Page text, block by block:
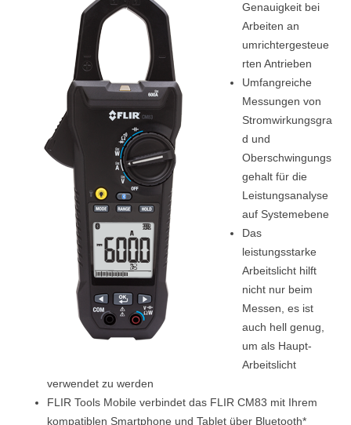
Genauigkeit bei
Arbeiten an
umrichtergesteue
rten Antrieben
Umfangreiche
Messungen von
Stromwirkungsgra
d und
Oberschwingungs
gehalt für die
Leistungsanalyse
auf Systemebene
Das
leistungsstarke
Arbeitslicht hilft
nicht nur beim
Messen, es ist
auch hell genug,
um als Haupt-
Arbeitslicht
verwendet zu werden
FLIR Tools Mobile verbindet das FLIR CM83 mit Ihrem
kompatiblen Smartphone und Tablet über Bluetooth*